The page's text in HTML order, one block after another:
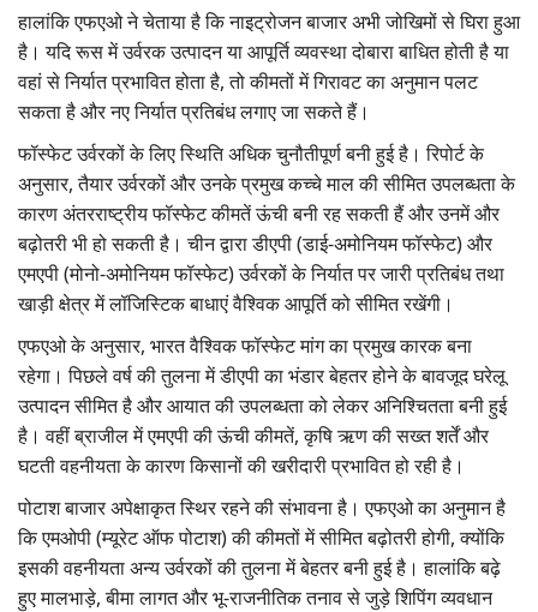
हालांकि एफएओ ने चेताया है कि नाइट्रोजन बाजार अभी जोखिमों से घिरा हुआ
है। यदि रूस में उर्वरक उत्पादन या आपूर्ति व्यवस्था दोबारा बाधित होती है या
वहां से निर्यात प्रभावित होता है, तो कीमतों में गिरावट का अनुमान पलट
सकता है और नए निर्यात प्रतिबंध लगाए जा सकते हैं।
फॉस्फेट उर्वरकों के लिए स्थिति अधिक चुनौतीपूर्ण बनी हुई है। रिपोर्ट के
अनुसार, तैयार उर्वरकों और उनके प्रमुख कच्चे माल की सीमित उपलब्धता के
कारण अंतरराष्ट्रीय फॉस्फेट कीमतें ऊंची बनी रह सकती हैं और उनमें और
बढ़ोतरी भी हो सकती है। चीन द्वारा डीएपी (डाई-अमोनियम फॉस्फेट) और
एमएपी (मोनो-अमोनियम फॉस्फेट) उर्वरकों के निर्यात पर जारी प्रतिबंध तथा
खाड़ी क्षेत्र में लॉजिस्टिक बाधाएं वैश्विक आपूर्ति को सीमित रखेंगी।
एफएओ के अनुसार, भारत वैश्विक फॉस्फेट मांग का प्रमुख कारक बना
रहेगा। पिछले वर्ष की तुलना में डीएपी का भंडार बेहतर होने के बावजूद घरेलू
उत्पादन सीमित है और आयात की उपलब्धता को लेकर अनिश्चितता बनी हुई
है। वहीं ब्राजील में एमएपी की ऊंची कीमतें, कृषि ऋण की सख्त शर्तें और
घटती वहनीयता के कारण किसानों की खरीदारी प्रभावित हो रही है।
पोटाश बाजार अपेक्षाकृत स्थिर रहने की संभावना है। एफएओ का अनुमान है
कि एमओपी (म्यूरेट ऑफ पोटाश) की कीमतों में सीमित बढ़ोतरी होगी, क्योंकि
इसकी वहनीयता अन्य उर्वरकों की तुलना में बेहतर बनी हुई है। हालांकि बढ़े
हुए मालभाड़े, बीमा लागत और भू-राजनीतिक तनाव से जुड़े शिपिंग व्यवधान